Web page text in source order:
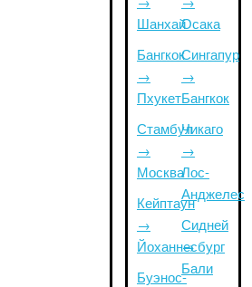
Шанхай
Бангкок
→
Пхукет
Стамбул
→
Москва
Кейптаун
→
Йоханнесбург
Буэнос-
Осака
Сингапур
→
Бангкок
Чикаго
→
Лос-
Анджелес
Сидней
→
Бали